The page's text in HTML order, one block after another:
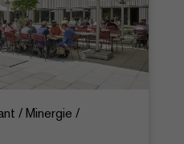
/ Minergie /